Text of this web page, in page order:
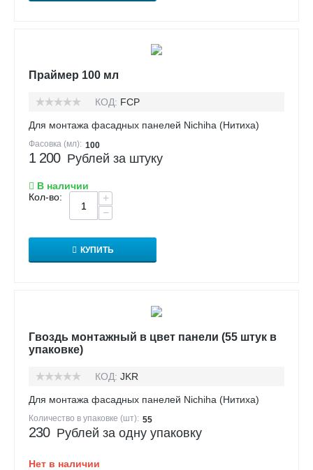
Праймер 100 мл
КОД: FCP
Для монтажа фасадных панелей Nichiha (Нитиха)
Фасовка (мл): 100
1 200 Рублей за штуку
В наличии
Кол-во:
+
−
КУПИТЬ
Гвоздь монтажный в цвет панели (55 штук в
упаковке)
КОД: JKR
Для монтажа фасадных панелей Nichiha (Нитиха)
Количество в упаковке (шт): 55
230 Рублей за одну упаковку
Нет в наличии